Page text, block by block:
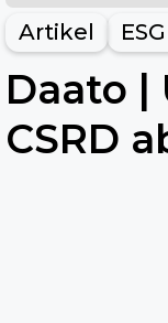
Artikel
Daato |
CSRD